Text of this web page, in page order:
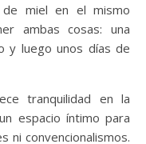
de miel en el mismo
ambas cosas: una
y luego unos días de
tranquilidad en la
espacio íntimo para
ni convencionalismos.